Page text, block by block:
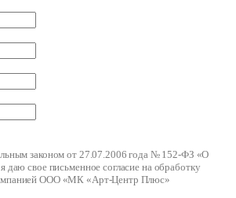
законом от 27.07.2006 года № 152-ФЗ «О
даю свое письменное согласие на обработку
ООО «МК «Арт-Центр Плюс»